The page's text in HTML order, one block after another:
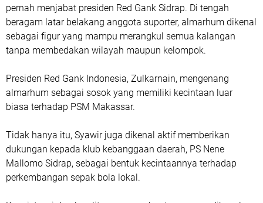
pernah menjabat presiden Red Gank Sidrap. Di tengah
beragam latar belakang anggota suporter, almarhum dikenal
sebagai figur yang mampu merangkul semua kalangan
tanpa membedakan wilayah maupun kelompok.
Presiden Red Gank Indonesia, Zulkarnain, mengenang
almarhum sebagai sosok yang memiliki kecintaan luar
biasa terhadap PSM Makassar.
Tidak hanya itu, Syawir juga dikenal aktif memberikan
dukungan kepada klub kebanggaan daerah, PS Nene
Mallomo Sidrap, sebagai bentuk kecintaannya terhadap
perkembangan sepak bola lokal.